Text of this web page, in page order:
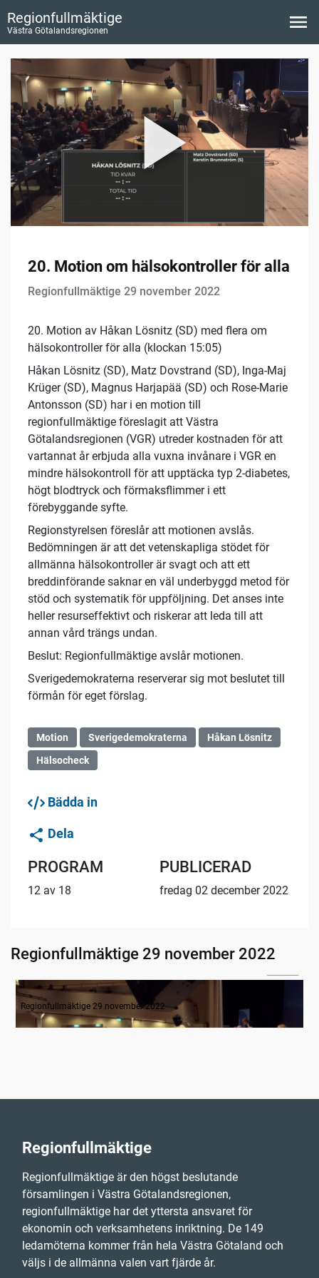
Regionfullmäktige
Västra Götalandsregionen
20. Motion om hälsokontroller för alla
Regionfullmäktige 29 november 2022
20. Motion av Håkan Lösnitz (SD) med flera om
hälsokontroller för alla (klockan 15:05)
Håkan Lösnitz (SD), Matz Dovstrand (SD), Inga-Maj
Krüger (SD), Magnus Harjapää (SD) och Rose-Marie
Antonsson (SD) har i en motion till
regionfullmäktige föreslagit att Västra
Götalandsregionen (VGR) utreder kostnaden för att
vartannat år erbjuda alla vuxna invånare i VGR en
mindre hälsokontroll för att upptäcka typ 2-diabetes,
högt blodtryck och förmaksflimmer i ett
förebyggande syfte.
Regionstyrelsen föreslår att motionen avslås.
Bedömningen är att det vetenskapliga stödet för
allmänna hälsokontroller är svagt och att ett
breddinförande saknar en väl underbyggd metod för
stöd och systematik för uppföljning. Det anses inte
heller resurseffektivt och riskerar att leda till att
annan vård trängs undan.
Beslut: Regionfullmäktige avslår motionen.
Sverigedemokraterna reserverar sig mot beslutet till
förmån för eget förslag.
Motion Sverigedemokraterna
Håkan Lösnitz
Hälsocheck
Bädda in
Dela
PROGRAM
12 av 18
PUBLICERAD
fredag 02 december 2022
Regionfullmäktige 29 november 2022
Mötets öppnande
Regionfullmäktige 29 november 2022
Regionfullmäktige
Regionfullmäktige är den högst beslutande
församlingen i Västra Götalandsregionen,
regionfullmäktige har det yttersta ansvaret för
ekonomin och verksamhetens inriktning. De 149
ledamöterna kommer från hela Västra Götaland och
väljs i de allmänna valen vart fjärde år.